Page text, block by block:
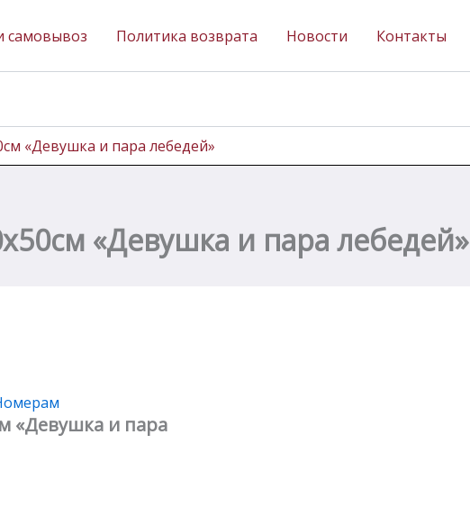
самовывоз Политика возврата Новости Контакты
«Девушка и пара лебедей»
«Девушка и пара лебедей»
«Девушка и пара